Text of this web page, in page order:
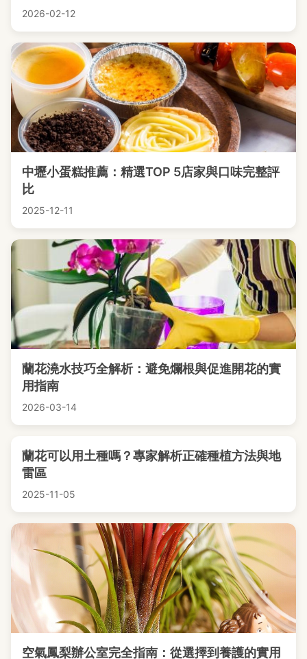
2026-02-12
中壢小蛋糕推薦：精選TOP 5店家與口味完整評
比
2025-12-11
蘭花澆水技巧全解析：避免爛根與促進開花的實
用指南
2026-03-14
蘭花可以用土種嗎？專家解析正確種植方法與地
雷區
2025-11-05
空氣鳳梨辦公室完全指南：從選擇到養護的實用